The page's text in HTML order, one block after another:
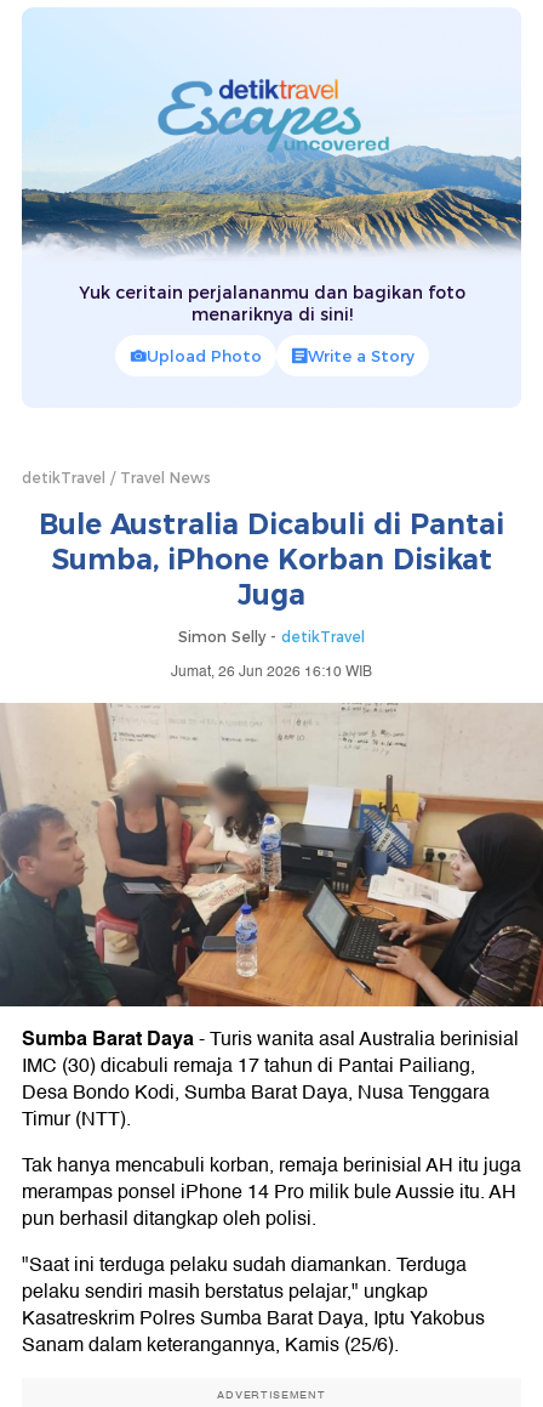
Yuk ceritain perjalananmu dan bagikan foto
menariknya di sini!
Upload Photo Write a Story
detikTravel Travel News
Bule Australia Dicabuli di Pantai
Sumba, iPhone Korban Disikat
Juga
Simon Selly - detikTravel
Jumat, 26 Jun 2026 16:10 WIB
Sumba Barat Daya-Turis wanita asal Australia berinisial
IMC (30) dicabuli remaja 17 tahun di Pantai Pailiang,
Desa Bondo Kodi, Sumba Barat Daya, Nusa Tenggara
Timur (NTT).
Tak hanya mencabuli korban, remaja berinisial AH itu juga
merampas ponsel iPhone 14 Pro milik bule Aussie itu. AH
pun berhasil ditangkap oleh polisi.
"Saat ini terduga pelaku sudah diamankan. Terduga
pelaku sendiri masih berstatus pelajar," ungkap
Kasatreskrim Polres Sumba Barat Daya, Iptu Yakobus
Sanam dalam keterangannya, Kamis (25/6).
ADVERTISEMENT